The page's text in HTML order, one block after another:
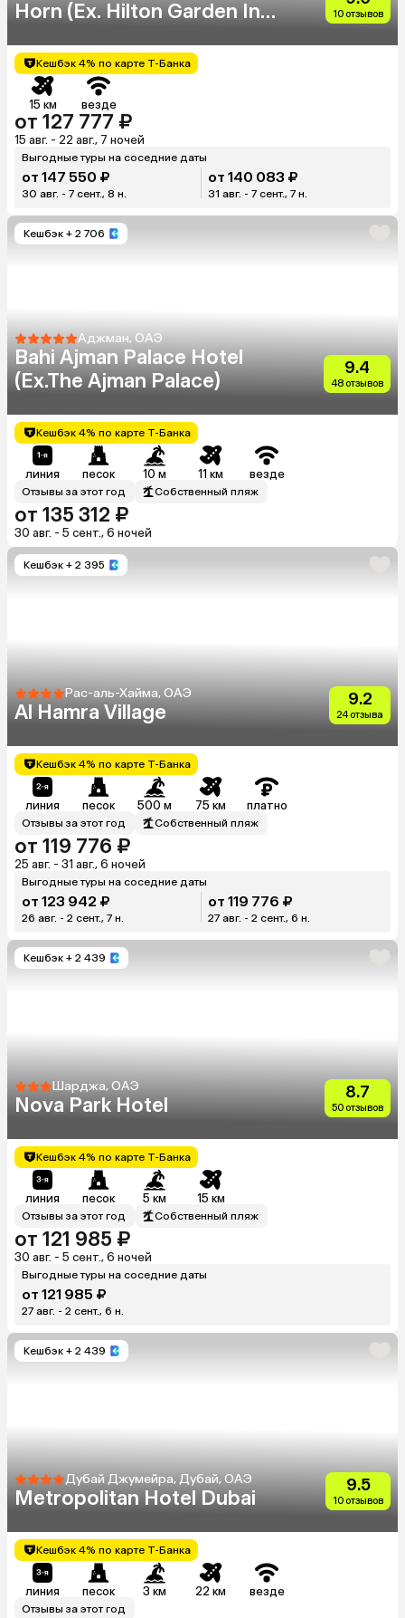
Horn (Eх. Hilton Garden Inn
10 отзывов
Кешбэк 4% по карте Т-Банка
15 км везде
от 127 777 ₽
15 авг. - 22 авг., 7 ночей
Выгодные туры на соседние даты
от 147 550 ₽
30 авг. - 7 сент., 8 н.
от 140 083 ₽
31 авг. - 7 сент., 7 н.
Кешбэк + 2 706
Аджман, ОАЭ
Bahi Ajman Palace Hotel
(Ex.The Ajman Palace)
9.4
48 отзывов
Кешбэк 4% по карте Т-Банка
линия песок 10 м 11 км везде
Отзывы за этот год Собственный пляж
от 135 312 ₽
30 авг. - 5 сент., 6 ночей
Кешбэк + 2 395
Рас-аль-Хайма, ОАЭ
Al Hamra Village
9.2
24 отзыва
Кешбэк 4% по карте Т-Банка
линия песок 500 м 75 км платно
Отзывы за этот год Собственный пляж
от 119 776 ₽
25 авг. - 31 авг., 6 ночей
Выгодные туры на соседние даты
от 123 942 ₽
26 авг. - 2 сент., 7 н.
от 119 776 ₽
27 авг. - 2 сент., 6 н.
Кешбэк + 2 439
Шарджа, ОАЭ
Nova Park Hotel
8.7
50 отзывов
Кешбэк 4% по карте Т-Банка
линия песок 5 км 15 км
Отзывы за этот год Собственный пляж
от 121 985 ₽
30 авг. - 5 сент., 6 ночей
Выгодные туры на соседние даты
от 121 985 ₽
27 авг. - 2 сент., 6 н.
Кешбэк + 2 439
Дубай Джумейра, Дубай, ОАЭ
Metropolitan Hotel Dubai
9.5
10 отзывов
Кешбэк 4% по карте Т-Банка
линия песок 3 км 22 км везде
Отзывы за этот год